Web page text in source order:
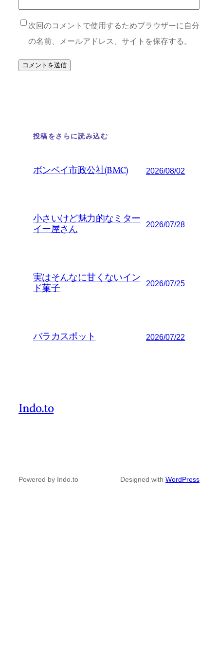
次回のコメントで使用するためブラウザーに自分
の名前、メールアドレス、サイトを保存する。
投稿をさらに読み込む
ボンベイ市政公社(BMC) 2026/08/02
小さいけど魅力的なミター
イー屋さん
2026/07/28
実はそんなに甘くないイン
ド菓子
2026/07/25
バラカスポット 2026/07/22
Indo.to
Powered by Indo.to Designed with WordPress